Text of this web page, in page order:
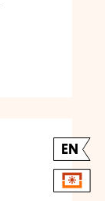
EN